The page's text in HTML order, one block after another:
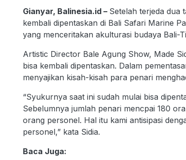
Gianyar, Balinesia.id – Setelah terjeda dua
kembali dipentaskan di Bali Safari Marine
yang menceritakan akulturasi budaya Bali-
Artistic Director Bale Agung Show, Made
bisa kembali dipentaskan. Dalam
menyajikan kisah-kisah para penari
“Syukurnya saat ini sudah mulai bisa
Sebelumnya jumlah penari mencpai 180
orang personel. Hal itu kami antisipasi
personel,” kata Sidia.
Baca Juga: